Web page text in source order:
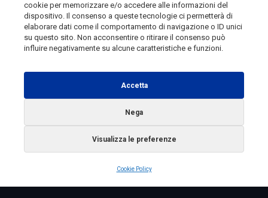
cookie per memorizzare e/o accedere alle informazioni del
dispositivo. Il consenso a queste tecnologie ci permetterà di
elaborare dati come il comportamento di navigazione o ID unici
su questo sito. Non acconsentire o ritirare il consenso può
influire negativamente su alcune caratteristiche e funzioni.
Accetta
Nega
Visualizza le preferenze
Cookie Policy
2 giorni fa
Telemolise - reg. Tribunale di Campobasso n. 133 del
10/08/1982 - Direttore Responsabile:MANUELA
Testata Giornalistica Sportiva: reg. Tribunale Di
Campobasso n. 224 del 4/5/1996 - Direttore Responsabile:
ANTONIO DI LALLO
Radio Tele Molise s.r.l. - P.IVA 00213640709